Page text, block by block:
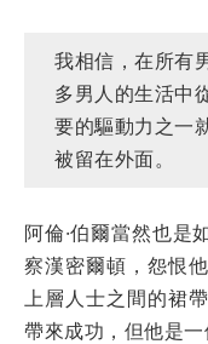
我相信，在所有
多男人的生活中
要的驅動力之一
被留在外面。
阿倫·伯爾當然也是
察漢密爾頓，怨恨
上層人士之間的裙
帶來成功，但他是一